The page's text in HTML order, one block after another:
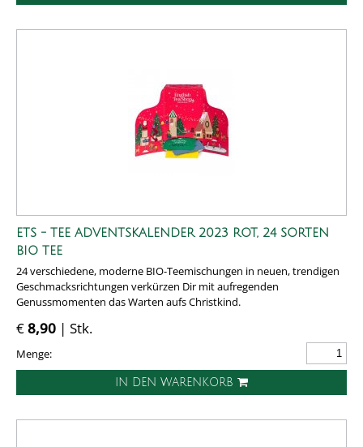
ETS - TEE ADVENTSKALENDER 2023 ROT, 24 SORTEN
BIO TEE
24 verschiedene, moderne BIO-Teemischungen in neuen, trendigen
Geschmacksrichtungen verkürzen Dir mit aufregenden
Genussmomenten das Warten aufs Christkind.
€8,90 | Stk.
Menge:
IN DEN WARENKORB